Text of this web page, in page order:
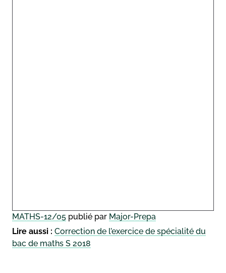
MATHS-12/05 publié par Major-Prepa
Lire aussi : Correction de l’exercice de spécialité du
bac de maths S 2018